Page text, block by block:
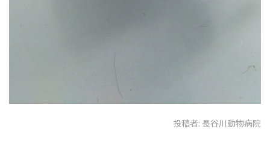
投稿者: 長谷川動物病院